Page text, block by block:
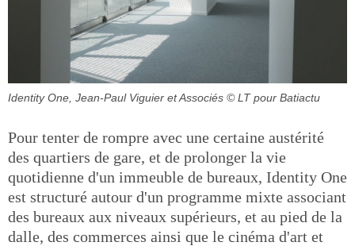
Identity One, Jean-Paul Viguier et Associés © LT pour Batiactu
Pour tenter de rompre avec une certaine austérité
des quartiers de gare, et de prolonger la vie
quotidienne d'un immeuble de bureaux, Identity One
est structuré autour d'un programme mixte associant
des bureaux aux niveaux supérieurs, et au pied de la
dalle, des commerces ainsi que le cinéma d'art et